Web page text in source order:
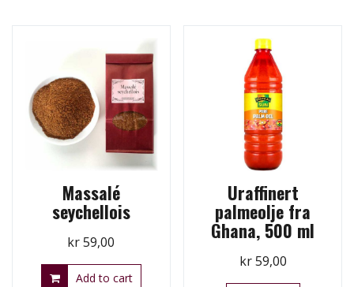
Massalé
seychellois
kr59,00
Add to cart
Uraffinert
palmeolje fra
Ghana, 500 ml
kr59,00